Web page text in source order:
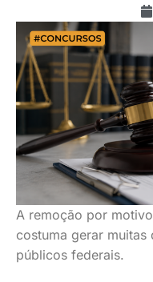
A remoção por
costuma gerar
públicos federais.